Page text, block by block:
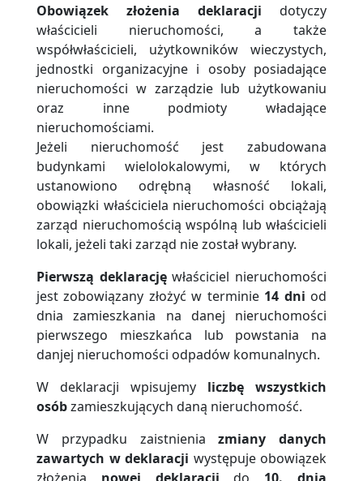
Obowiązek złożenia deklaracji dotyczy
właścicieli nieruchomości, a także
współwłaścicieli, użytkowników wieczystych,
jednostki organizacyjne i osoby posiadające
nieruchomości w zarządzie lub użytkowaniu
oraz inne podmioty władające
nieruchomościami.
Jeżeli nieruchomość jest zabudowana
budynkami wielolokalowymi, w których
ustanowiono odrębną własność lokali,
obowiązki właściciela nieruchomości obciążają
zarząd nieruchomością wspólną lub właścicieli
lokali, jeżeli taki zarząd nie został wybrany.
Pierwszą deklaracjęwłaściciel nieruchomości
jest zobowiązany złożyć w terminie 14 dni od
dnia zamieszkania na danej nieruchomości
pierwszego mieszkańca lub powstania na
danjej nieruchomości odpadów komunalnych.
W deklaracji wpisujemy liczbę wszystkich
osóbzamieszkujących daną nieruchomość.
W przypadku zaistnieniazmiany danych
zawartych w deklaracji występuje obowiązek